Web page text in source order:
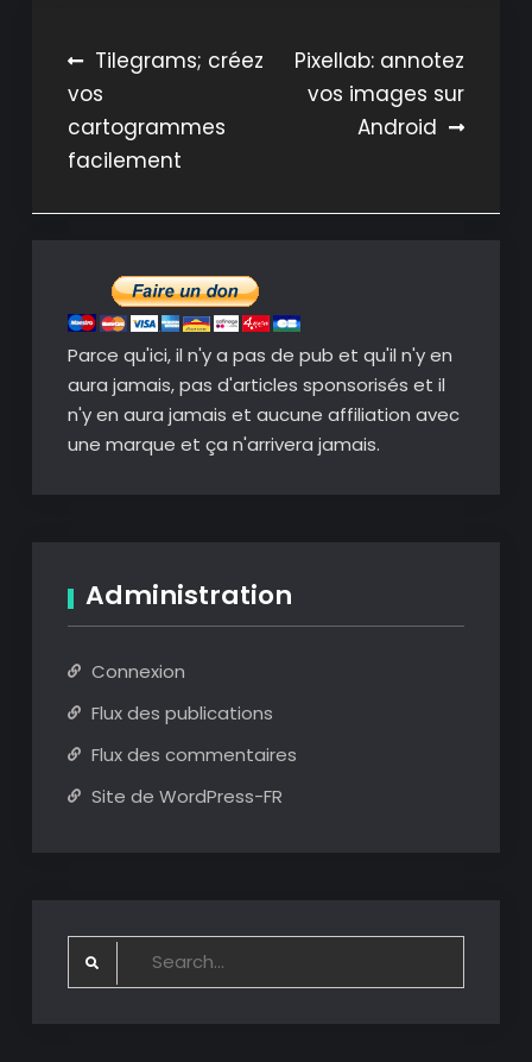
Navigation
de
l’article
Tilegrams; créez
vos
cartogrammes
facilement
Pixellab: annotez
vos images sur
Android
Parce qu'ici, il n'y a pas de pub et qu'il n'y en
aura jamais, pas d'articles sponsorisés et il
n'y en aura jamais et aucune affiliation avec
une marque et ça n'arrivera jamais.
Administration
Connexion
Flux des publications
Flux des commentaires
Site de WordPress-FR
Search